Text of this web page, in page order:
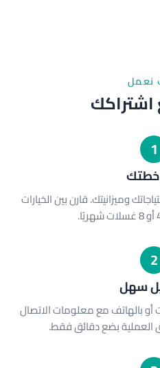
نعمل
اشتراكك
1
خطتك
وميزانيتك. قارن بين الخيارات
2
سهل
أو بالهاتف مع معلومات الاتصال
العملية بضع دقائق فقط.